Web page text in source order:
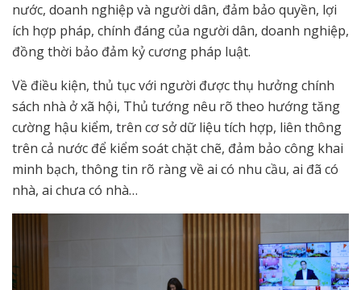
nước, doanh nghiệp và người dân, đảm bảo quyền, lợi
ích hợp pháp, chính đáng của người dân, doanh nghiệp,
đồng thời bảo đảm kỷ cương pháp luật.
Về điều kiện, thủ tục với người được thụ hưởng chính
sách nhà ở xã hội, Thủ tướng nêu rõ theo hướng tăng
cường hậu kiểm, trên cơ sở dữ liệu tích hợp, liên thông
trên cả nước để kiểm soát chặt chẽ, đảm bảo công khai
minh bạch, thông tin rõ ràng về ai có nhu cầu, ai đã có
nhà, ai chưa có nhà…